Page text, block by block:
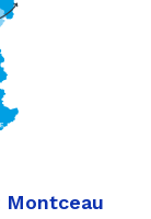
Montceau